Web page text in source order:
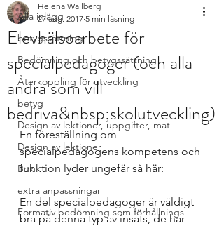
Alla inlägg
betygssättning
Bedömning och betygssättning
Återkoppling för utveckling
betyg
Design av lektioner, uppgifter, mat
Design av lektioner
Bok
extra anpassningar
Formativ bedömning som förhållnings
Elevhälsoarbete för
specialpedagoger (och alla
andra som vill
bedriva&nbsp;skolutveckling)
Helena Wallberg
27 aug. 2017 5 min läsning
En föreställning om
specialpedagogens kompetens och
funktion lyder ungefär så här:
En del specialpedagoger är väldigt
bra på denna typ av insats, de har